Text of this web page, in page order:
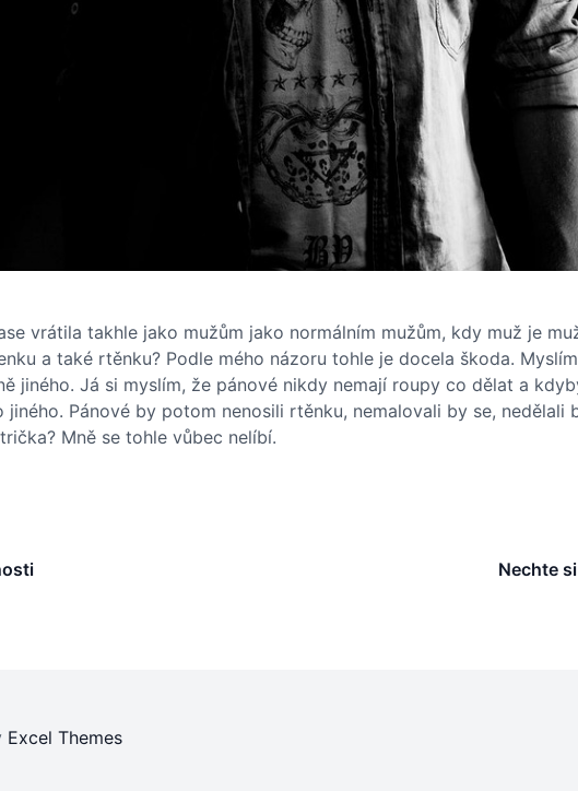
vrátila takhle jako mužům jako normálním mužům, kdy muž je
a také rtěnku? Podle mého názoru tohle je docela škoda.
jiného. Já si myslím, že pánové nikdy nemají roupy co dělat a
Pánové by potom nenosili rtěnku, nemalovali by se, nedělali
Mně se tohle vůbec nelíbí.
Nechte
Excel Themes